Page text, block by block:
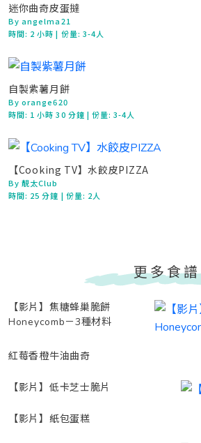
迷你曲奇皮蛋撻
By angelma21
時間: 2 小時| 份量: 3-4人
自製紫薯月餅
By orange620
時間: 1 小時 30 分鐘 | 份量: 3-4人
【Cooking TV】水餃皮PIZZA
By 靚太Club
時間: 25 分鐘 | 份量: 2人
更多食譜
【影片】焦糖蜂巢脆餅
Honeycomb－3種材料
紅莓香橙牛油曲奇
【影片】低卡芝士脆片
【影片】紙包蛋糕